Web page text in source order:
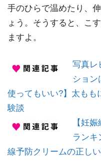
手のひらで温めたり、
ょう。そうすると、こ
ますよ。
写真レ
ション
使ってもいい?】太もも
験談
【妊
ランキ
線予防クリームの正し